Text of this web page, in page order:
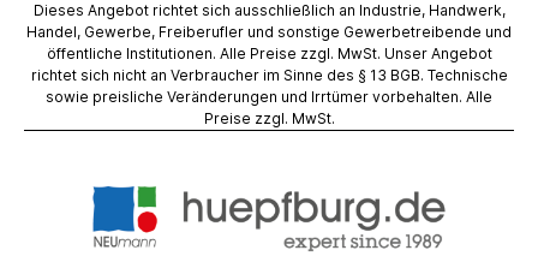
Dieses Angebot richtet sich ausschließlich an Industrie, Handwerk,
Handel, Gewerbe, Freiberufler und sonstige Gewerbetreibende und
öffentliche Institutionen. Alle Preise zzgl. MwSt. Unser Angebot
richtet sich nicht an Verbraucher im Sinne des § 13 BGB. Technische
sowie preisliche Veränderungen und Irrtümer vorbehalten. Alle
Preise zzgl. MwSt.